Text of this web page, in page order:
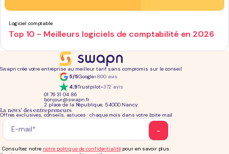
Logiciel comptable
Top 10 - Meilleurs logiciels de comptabilité en 2026
Swapn crée votre entreprise au meilleur tarif sans compromis sur le conseil
5/5Google+800 avis
4,9Trustpilot+372 avis
01 76 31 04 86
bonjour@swapn.fr
2 place de la République, 54000 Nancy
La news' des entrepreneurs
Offres exclusives, conseils, astuces : chaque mois dans votre boite mail
Consultez notre notre politique de confidentialitépour en savoir plus.